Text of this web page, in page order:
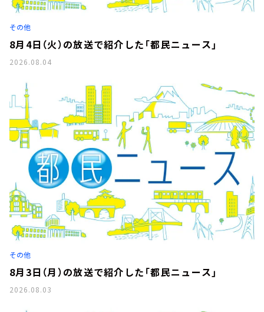
その他
8月4日（火）の放送で紹介した「都民ニュース」
2026.08.04
その他
8月3日（月）の放送で紹介した「都民ニュース」
2026.08.03